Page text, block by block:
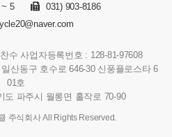
~ 5
031) 903-8186
수 사업자등록번호 : 128-81-97608
산동구 호수로 646-30 신풍플로스타 6
01호
도 파주시 월롱면 홀작로 70-90
주식회사 All Rights Reserved.